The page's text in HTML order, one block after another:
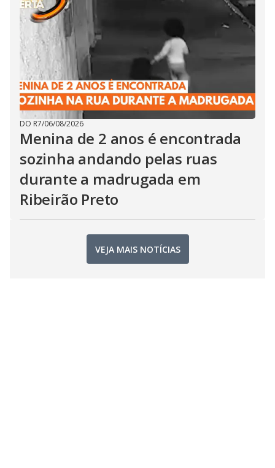
DO R7/06/08/2026
Menina de 2 anos é encontrada
sozinha andando pelas ruas
durante a madrugada em
Ribeirão Preto
VEJA MAIS NOTÍCIAS